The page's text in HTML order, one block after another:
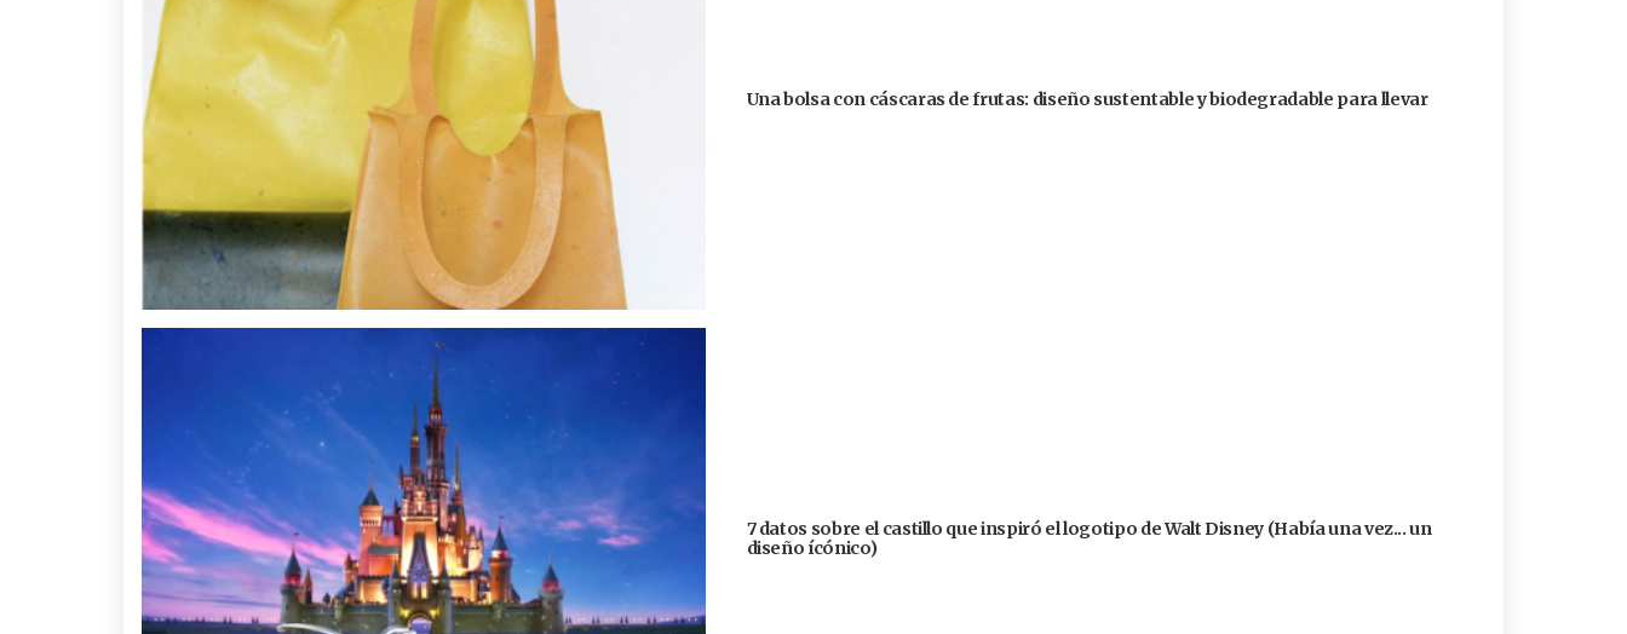
Una bolsa con cáscaras de frutas: diseño sustentable y biodegradable para llevar
7 datos sobre el castillo que inspiró el logotipo de Walt Disney (Había una vez... un
diseño ícónico)